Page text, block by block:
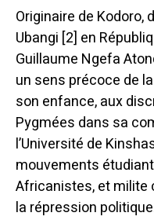
Originaire de Kodoro,
Ubangi [2] en
Guillaume Ngefa
un sens précoce de
son enfance, aux
Pygmées dans sa
l’Université de
mouvements
Africanistes, et milite
la répression